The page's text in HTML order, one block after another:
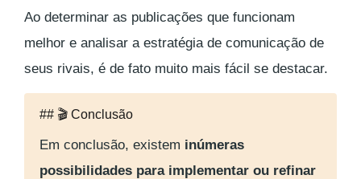
Ao determinar as publicações que funcionam
melhor e analisar a estratégia de comunicação de
seus rivais, é de fato muito mais fácil se destacar.
## 🎬 Conclusão
Em conclusão, existem inúmeras
possibilidades para implementar ou refinar